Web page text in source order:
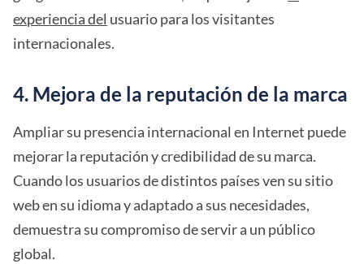
experiencia del usuario para los visitantes
internacionales.
4. Mejora de la reputación de la marca
Ampliar su presencia internacional en Internet puede
mejorar la reputación y credibilidad de su marca.
Cuando los usuarios de distintos países ven su sitio
web en su idioma y adaptado a sus necesidades,
demuestra su compromiso de servir a un público
global.